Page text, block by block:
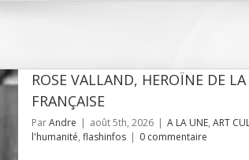
ROSE VALLAND, HEROÏNE DE LA
FRANÇAISE
ParAndre | août 5th, 2026 | A LA UNE, ART
l'humanité, flashinfos | 0 commentaire